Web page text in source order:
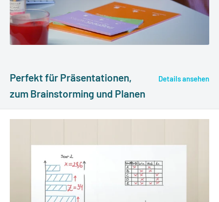
Perfekt für Präsentationen,
zum Brainstorming und Planen
Details ansehen